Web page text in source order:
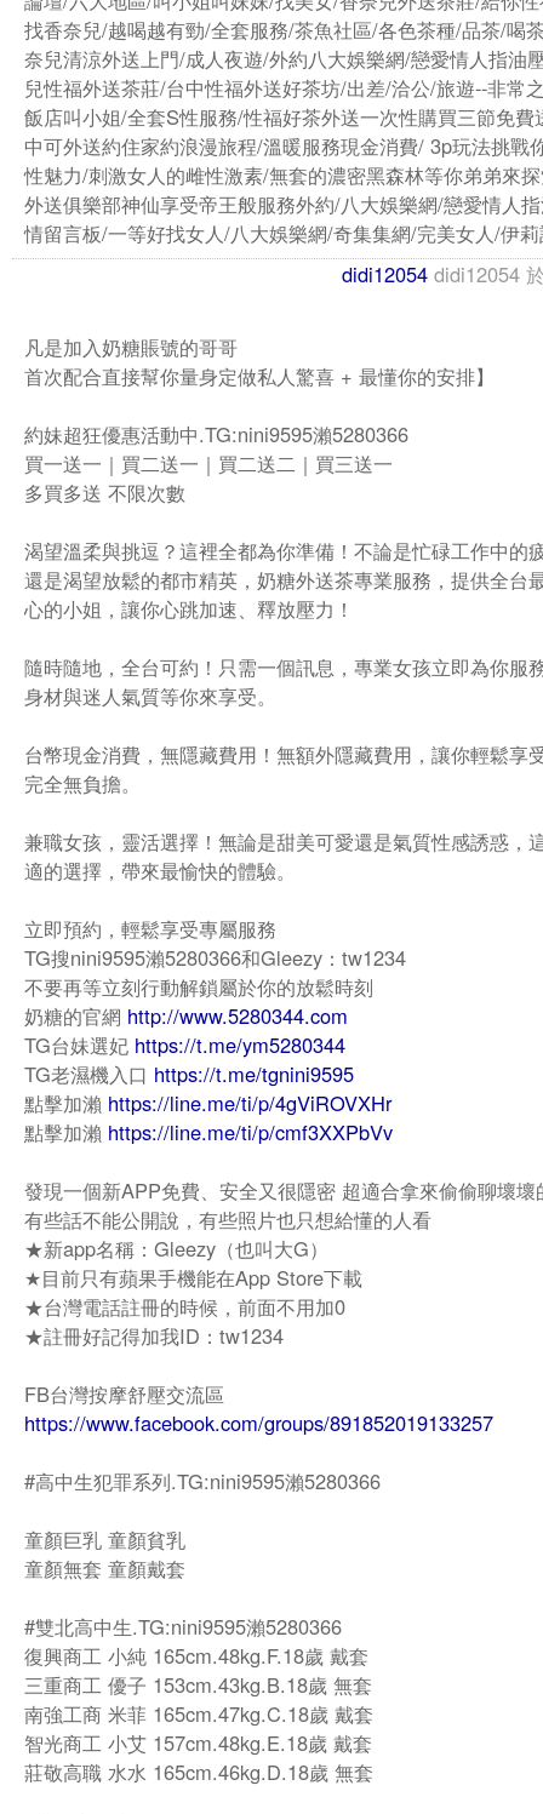
找香奈兒/越喝越有勁/全套服務/茶魚社區/各色茶種/品茶/喝
奈兒清涼外送上門/成人夜遊/外約八大娛樂網/戀愛情人指油
兒性福外送茶莊/台中性福外送好茶坊/出差/洽公/旅遊--非常
飯店叫小姐/全套S性服務/性福好茶外送一次性購買三節免費
中可外送約住家約浪漫旅程/溫暖服務現金消費/ 3p玩法挑戰
性魅力/刺激女人的雌性激素/無套的濃密黑森林等你弟弟來
外送俱樂部神仙享受帝王般服務外約/八大娛樂網/戀愛情人
情留言板/一等好找女人/八大娛樂網/奇集集網/完美女人/伊
didi12054 didi12054
凡是加入奶糖賬號的哥哥
首次配合直接幫你量身定做私人驚喜 + 最懂你的安排】
約妹超狂優惠活動中.TG:nini9595瀨5280366
買一送一｜買二送一｜買二送二｜買三送一
多買多送 不限次數
渴望溫柔與挑逗？這裡全都為你準備！不論是忙碌工作中的
還是渴望放鬆的都市精英，奶糖外送茶專業服務，提供全台
心的小姐，讓你心跳加速、釋放壓力！
隨時隨地，全台可約！只需一個訊息，專業女孩立即為你服
身材與迷人氣質等你來享受。
台幣現金消費，無隱藏費用！無額外隱藏費用，讓你輕鬆享
完全無負擔。
兼職女孩，靈活選擇！無論是甜美可愛還是氣質性感誘惑，
適的選擇，帶來最愉快的體驗。
立即預約，輕鬆享受專屬服務
TG搜nini9595瀨5280366和Gleezy：tw1234
不要再等立刻行動解鎖屬於你的放鬆時刻
奶糖的官網 http://www.5280344.com
TG台妹選妃 https://t.me/ym5280344
TG老濕機入口 https://t.me/tgnini9595
點擊加瀨 https://line.me/ti/p/4gViROVXHr
點擊加瀨 https://line.me/ti/p/cmf3XXPbVv
發現一個新APP免費、安全又很隱密 超適合拿來偷偷聊壞壞
有些話不能公開說，有些照片也只想給懂的人看
★新app名稱：Gleezy（也叫大G）
★目前只有蘋果手機能在App Store下載
★台灣電話註冊的時候，前面不用加0
★註冊好記得加我ID：tw1234
FB台灣按摩舒壓交流區
https://www.facebook.com/groups/891852019133257
#高中生犯罪系列.TG:nini9595瀨5280366
童顏巨乳 童顏貧乳
童顏無套 童顏戴套
#雙北高中生.TG:nini9595瀨5280366
復興商工 小純 165cm.48kg.F.18歲 戴套
三重商工 優子 153cm.43kg.B.18歲 無套
南強工商 米菲 165cm.47kg.C.18歲 戴套
智光商工 小艾 157cm.48kg.E.18歲 戴套
莊敬高職 水水 165cm.46kg.D.18歲 無套